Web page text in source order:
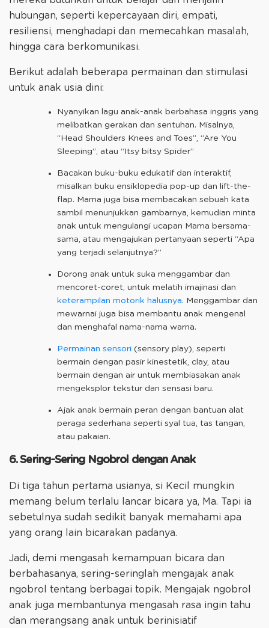
hubungan, seperti kepercayaan diri, empati,
resiliensi, menghadapi dan memecahkan masalah,
hingga cara berkomunikasi.
Berikut adalah beberapa permainan dan stimulasi
untuk anak usia dini:
Nyanyikan lagu anak-anak berbahasa inggris yang
melibatkan gerakan dan sentuhan. Misalnya,
“Head Shoulders Knees and Toes”, “Are You
Sleeping”, atau “Itsy bitsy Spider”
Bacakan buku-buku edukatif dan interaktif,
misalkan buku ensiklopedia pop-up dan lift-the-
flap. Mama juga bisa membacakan sebuah kata
sambil menunjukkan gambarnya, kemudian minta
anak untuk mengulangi ucapan Mama bersama-
sama, atau mengajukan pertanyaan seperti “Apa
yang terjadi selanjutnya?”
Dorong anak untuk suka menggambar dan
mencoret-coret, untuk melatih imajinasi dan
keterampilan motorik halusnya. Menggambar dan
mewarnai juga bisa membantu anak mengenal
dan menghafal nama-nama warna.
Permainan sensori (sensory play), seperti
bermain dengan pasir kinestetik, clay, atau
bermain dengan air untuk membiasakan anak
mengeksplor tekstur dan sensasi baru.
Ajak anak bermain peran dengan bantuan alat
peraga sederhana seperti syal tua, tas tangan,
atau pakaian.
6. Sering-Sering Ngobrol dengan Anak
Di tiga tahun pertama usianya, si Kecil mungkin
memang belum terlalu lancar bicara ya, Ma. Tapi ia
sebetulnya sudah sedikit banyak memahami apa
yang orang lain bicarakan padanya.
Jadi, demi mengasah kemampuan bicara dan
berbahasanya, sering-seringlah mengajak anak
ngobrol tentang berbagai topik. Mengajak ngobrol
anak juga membantunya mengasah rasa ingin tahu
dan merangsang anak untuk berinisiatif